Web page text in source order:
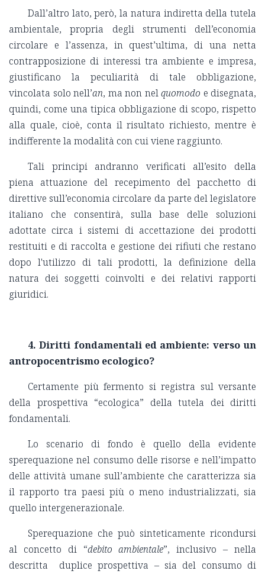
Dall’altro lato, però, la natura indiretta della tutela
ambientale, propria degli strumenti dell’economia
circolare e l’assenza, in quest’ultima, di una netta
contrapposizione di interessi tra ambiente e impresa,
giustificano la peculiarità di tale obbligazione,
vincolata solo nell’an, ma non nelquomodo e disegnata,
quindi, come una tipica obbligazione di scopo, rispetto
alla quale, cioè, conta il risultato richiesto, mentre è
indifferente la modalità con cui viene raggiunto.
Tali principi andranno verificati all’esito della
piena attuazione del recepimento del pacchetto di
direttive sull’economia circolare da parte del legislatore
italiano che consentirà, sulla base delle soluzioni
adottate circa i sistemi di accettazione dei prodotti
restituiti e di raccolta e gestione dei rifiuti che restano
dopo l'utilizzo di tali prodotti, la definizione della
natura dei soggetti coinvolti e dei relativi rapporti
giuridici.
4. Diritti fondamentali ed ambiente: verso un
antropocentrismo ecologico?
Certamente più fermento si registra sul versante
della prospettiva “ecologica” della tutela dei diritti
fondamentali.
Lo scenario di fondo è quello della evidente
sperequazione nel consumo delle risorse e nell’impatto
delle attività umane sull’ambiente che caratterizza sia
il rapporto tra paesi più o meno industrializzati, sia
quello intergenerazionale.
Sperequazione che può sinteticamente ricondursi
al concetto di “debito ambientale”, inclusivo – nella
descritta duplice prospettiva – sia del consumo di